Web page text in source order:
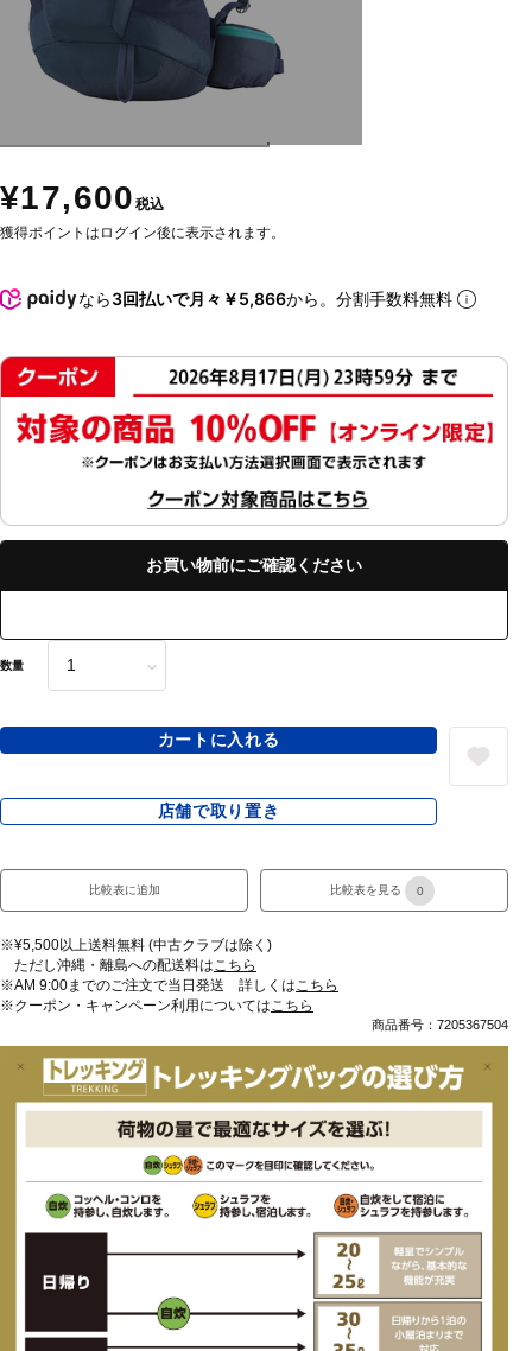
¥17,600 税込
獲得ポイントはログイン後に表示されます。
なら3回払いで月々￥5,866から。分割手数料無料
お買い物前にご確認ください
数量
カートに入れる
店舗で取り置き
比較表に追加 比較表を見る 0
※¥5,500以上送料無料 (中古クラブは除く)
ただし沖縄・離島への配送料はこちら
※AM 9:00までのご注文で当日発送 詳しくはこちら
※クーポン・キャンペーン利用についてはこちら
商品番号：7205367504